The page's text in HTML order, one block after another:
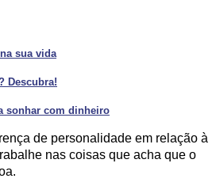
sua vida
Descubra!
sonhar com dinheiro
de personalidade em relação à
nas coisas que acha que o